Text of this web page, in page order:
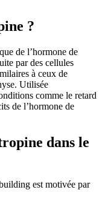
?
de l’hormone de
par des cellules
à ceux de
Utilisée
comme le retard
de l’hormone de
dans le
est motivée par